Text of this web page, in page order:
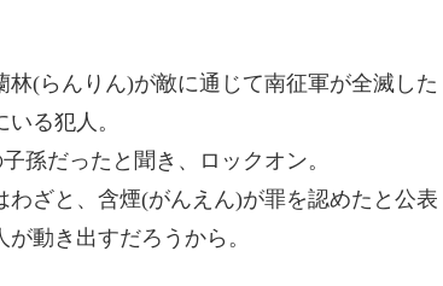
(らんりん)が敵に通じて南征軍が全滅した
る犯人。
孫だったと聞き、ロックオン。
ざと、含煙(がんえん)が罪を認めたと公表
動き出すだろうから。